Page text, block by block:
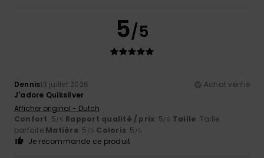
5/5
Dennis13 juillet 2026
Achat vérifié
J'adore Quiksilver
Afficher original - Dutch
Confort: 5/5 Rapport qualité / prix: 5/5 Taille: Taille
parfaite Matière: 5 /5 Coloris: 5 /5
Je recommande ce produit